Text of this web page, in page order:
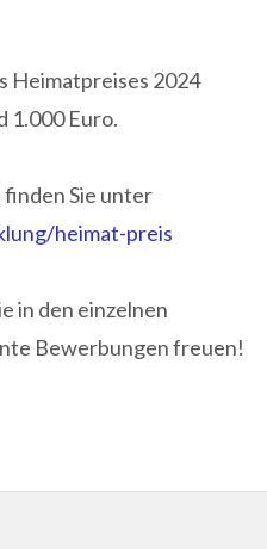
Heimatpreises 2024
1.000 Euro.
Sie unter
heimat-preis
in den einzelnen
Bewerbungen freuen!